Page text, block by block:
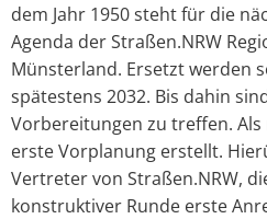
dem Jahr 1950 steht für die
Agenda der Straßen.NRW
Münsterland. Ersetzt werden
spätestens 2032. Bis dahin
Vorbereitungen zu treffen.
erste Vorplanung erstellt.
Vertreter von Straßen.NRW,
konstruktiver Runde erste